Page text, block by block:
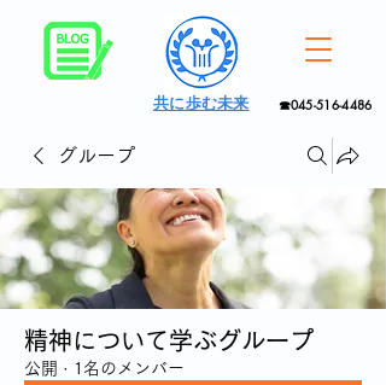
☎045-516-4486
共に歩む未来
グループ
精神について学ぶグループ
公開 · 1名のメンバー